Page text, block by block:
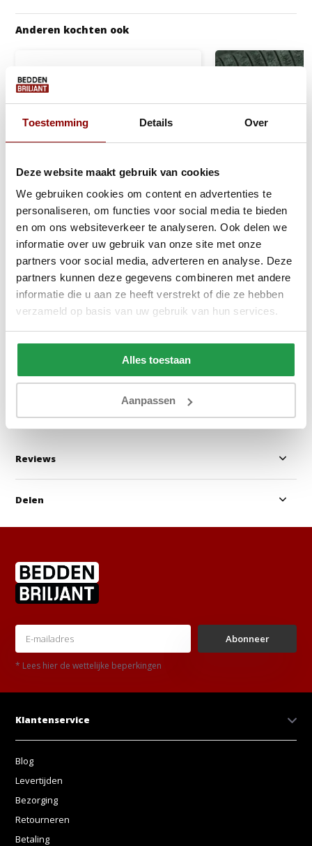
Toestemming Details Over
Deze website maakt gebruik van cookies
We gebruiken cookies om content en advertenties te
personaliseren, om functies voor social media te bieden
en om ons websiteverkeer te analyseren. Ook delen we
informatie over uw gebruik van onze site met onze
partners voor social media, adverteren en analyse. Deze
partners kunnen deze gegevens combineren met andere
informatie die u aan ze heeft verstrekt of die ze hebben
verzameld op basis van uw gebruik van hun services.
Alles toestaan
Aanpassen
Anderen kochten ook
Monolith 77 - Velvet Blauw Poso 014 -
Reviews
Delen
Abonneer
* Lees hier de wettelijke beperkingen
Klantenservice
Blog
Levertijden
Bezorging
Retourneren
Betaling